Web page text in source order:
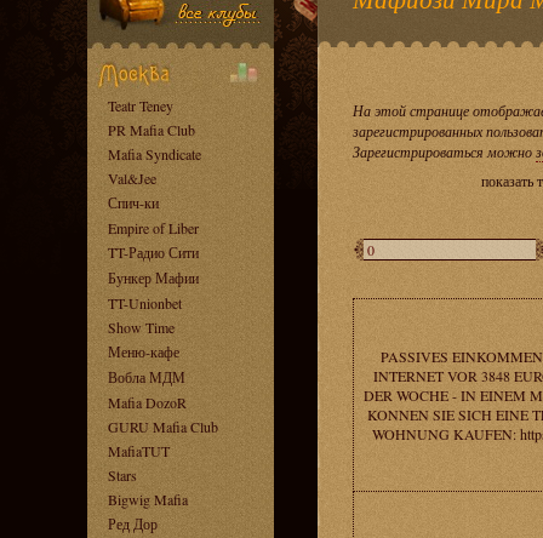
Teatr Teney
PR Mafia Club
Mafia Syndicate
Val&Jee
Спич-ки
Empire of Liber
TT-Радио Сити
Бункер Мафии
TT-Unionbet
Show Time
Меню-кафе
Вобла МДМ
Mafia DozoR
GURU Mafia Club
MafiaTUT
Stars
Bigwig Mafia
Ред Дор
На этой странице
зарегистрированных
Зарегистрироваться можно
показать
PASSIVES
INTERNET VOR 3848
DER WOCHE - IN EINEM
KONNEN SIE SICH EINE
WOHNUNG KAUFEN: